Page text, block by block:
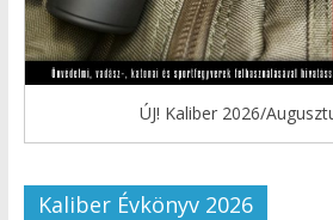
ÚJ! Kaliber 2026/
Kaliber Évkönyv 2026